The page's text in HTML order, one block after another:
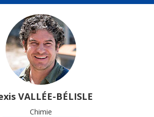
VALLÉE-BÉLISLE
Chimie